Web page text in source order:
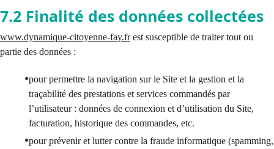
7.2 Finalité des données collectées
www.dynamique-citoyenne-fay.frest susceptible de traiter tout ou
partie des données :
pour permettre la navigation sur le Site et la gestion et la
traçabilité des prestations et services commandés par
l’utilisateur : données de connexion et d’utilisation du Site,
facturation, historique des commandes, etc.
pour prévenir et lutter contre la fraude informatique (spamming,